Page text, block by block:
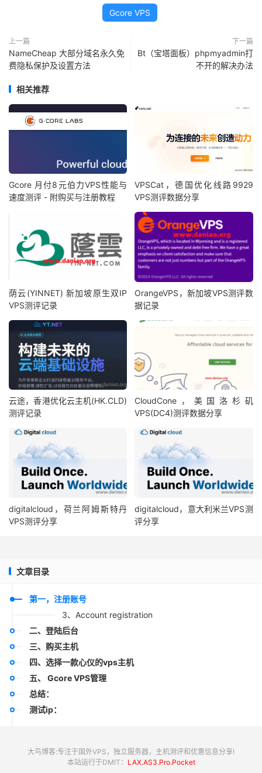
Gcore VPS
上一篇
NameCheap 大部分域名永久免
费隐私保护及设置方法
下一篇
Bt（宝塔面板）phpmyadmin打
不开的解决办法
相关推荐
Gcore 月付8元伯力VPS性能与
速度测评 - 附购买与注册教程
VPSCat，德国优化线路9929
VPS测评数据分享
荫云(YINNET) 新加坡原生双IP
VPS测评记录
OrangeVPS，新加坡VPS测评数
据记录
云途，香港优化云主机(HK.CLD)
测评记录
CloudCone，美国洛杉矶
VPS(DC4)测评数据分享
digitalcloud，荷兰阿姆斯特丹
VPS测评分享
digitalcloud，意大利米兰VPS测
评分享
文章目录
第一，注册账号
3、Account registration
二、登陆后台
三、购买主机
四、选择一款心仪的vps主机
五、 Gcore VPS管理
总结：
测试ip：
大鸟博客:专注于国外VPS，独立服务器，主机测评和优惠信息分享!
本站运行于DMIT： LAX.AS3.Pro.Pocket